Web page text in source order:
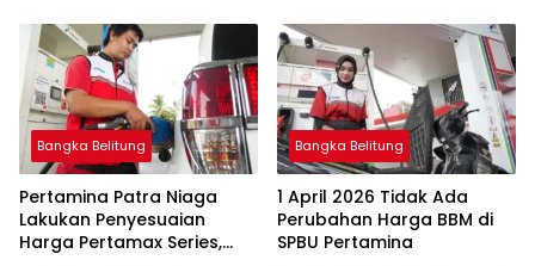
Penyaluran BBM Subsidi
bagi Nelayan melalui
Aplikasi XSTAR
Bangka Belitung
Pertamina Patra Niaga
Lakukan Penyesuaian
Harga Pertamax Series,
Bangka Belitung
1 April 2026 Tidak Ada
Perubahan Harga BBM di
SPBU Pertamina